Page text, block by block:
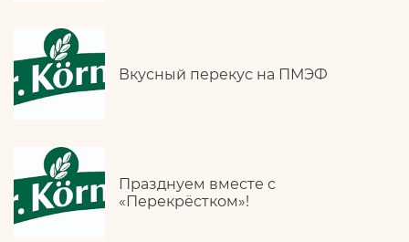
Вкусный перекус на ПМЭФ
Празднуем вместе с
«Перекрёстком»!